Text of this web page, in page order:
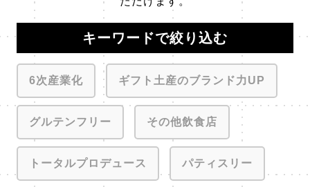
キーワードで絞り込む
6次産業化 ギフト土産のブランド力UP
グルテンフリー その他飲食店
トータルプロデュース パティスリー